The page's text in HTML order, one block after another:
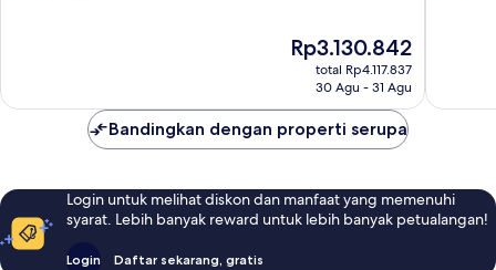
Harga
sekarang
Rp3.130.842
Rp3.130.842
total Rp4.117.837
30 Agu - 31 Agu
Bandingkan dengan properti serupa
Login untuk melihat diskon dan manfaat yang memenuhi
syarat. Lebih banyak reward untuk lebih banyak petualangan!
Login Daftar sekarang, gratis